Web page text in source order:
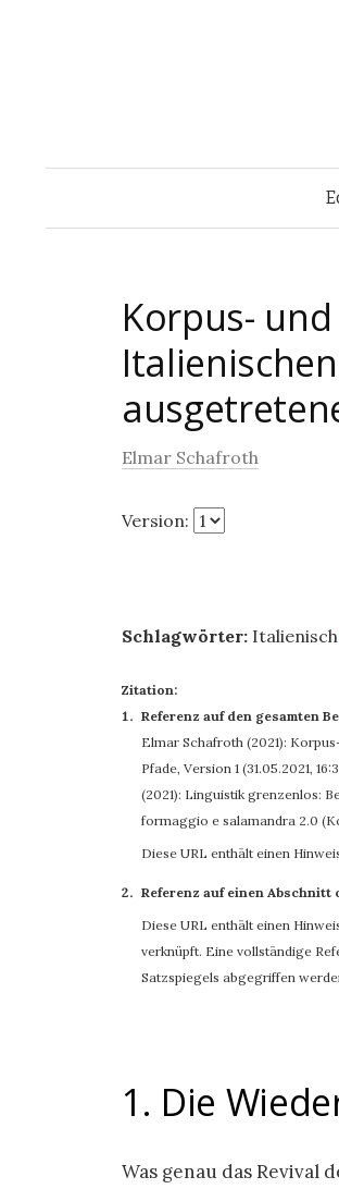
Korpus-
Elmar Schafroth
Version:
Schlagwörter: Italienisch
Zitation:
Referenz auf den gesamten
Elmar Schafroth (2021):
Pfade, Version 1 (31.05.2021,
(2021): Linguistik grenzenlos:
formaggio e salamandra 2.0
Diese URL enthält einen
Referenz auf einen Abschnitt
Diese URL enthält einen
verknüpft. Eine vollständige
Satzspiegels abgegriffen
1. Die
Was genau das Revival